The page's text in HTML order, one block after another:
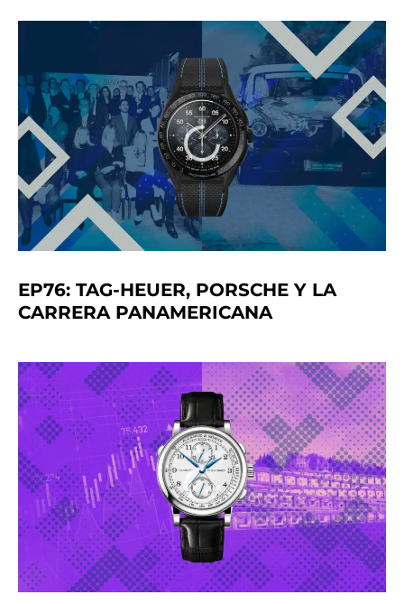
EP76: TAG-HEUER, PORSCHE Y LA
CARRERA PANAMERICANA